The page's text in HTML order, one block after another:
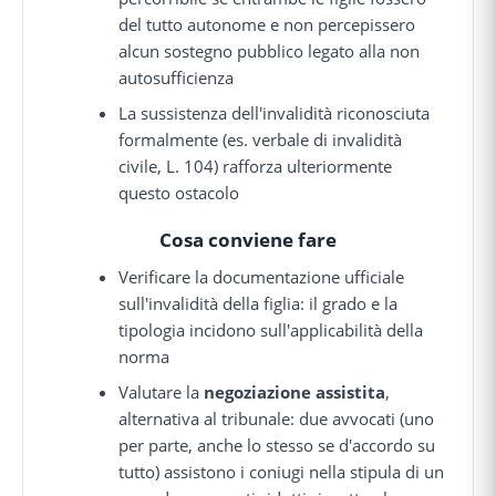
del tutto autonome e non percepissero
alcun sostegno pubblico legato alla non
autosufficienza
La sussistenza dell'invalidità riconosciuta
formalmente (es. verbale di invalidità
civile, L. 104) rafforza ulteriormente
questo ostacolo
Cosa conviene fare
Verificare la documentazione ufficiale
sull'invalidità della figlia: il grado e la
tipologia incidono sull'applicabilità della
norma
Valutare la negoziazione assistita,
alternativa al tribunale: due avvocati (uno
per parte, anche lo stesso se d'accordo su
tutto) assistono i coniugi nella stipula di un